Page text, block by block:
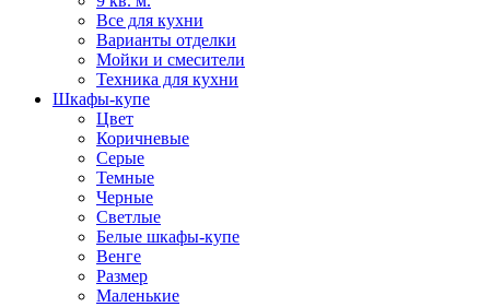
Все для кухни
Варианты отделки
Мойки и смесители
Техника для кухни
Шкафы-купе
Цвет
Коричневые
Серые
Темные
Черные
Светлые
Белые шкафы-купе
Венге
Размер
Маленькие